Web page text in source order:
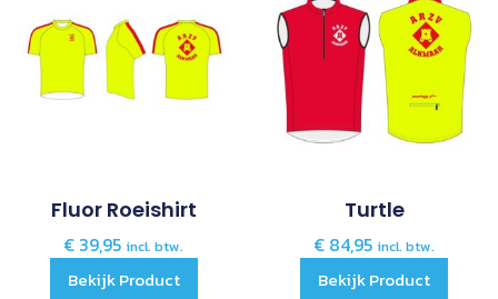
Fluor Roeishirt
€ 39,95 incl. btw.
Bekijk Product
Turtle
€ 84,95 incl. btw.
Bekijk Product